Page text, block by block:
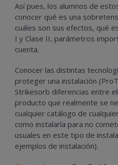
Así pues, los alumnos de
conocer qué es una
cuáles son sus efectos, qué
I y Clase II, parámetros
cuenta.
Conocer las distintas
proteger una instalación
Strikesorb diferencias entre
producto que realmente se
cualquier catálogo de
como instalarla para no
usuales en este tipo de
ejemplos de instalación).